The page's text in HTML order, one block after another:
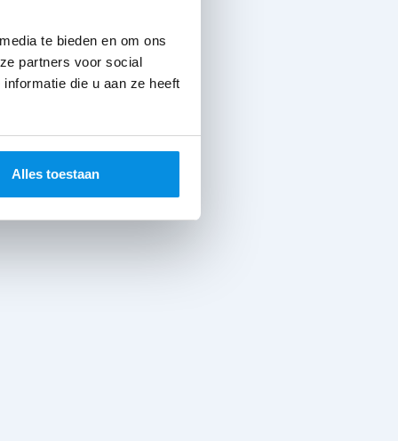
te bieden en om ons
partners voor social
die u aan ze heeft
Alles toestaan